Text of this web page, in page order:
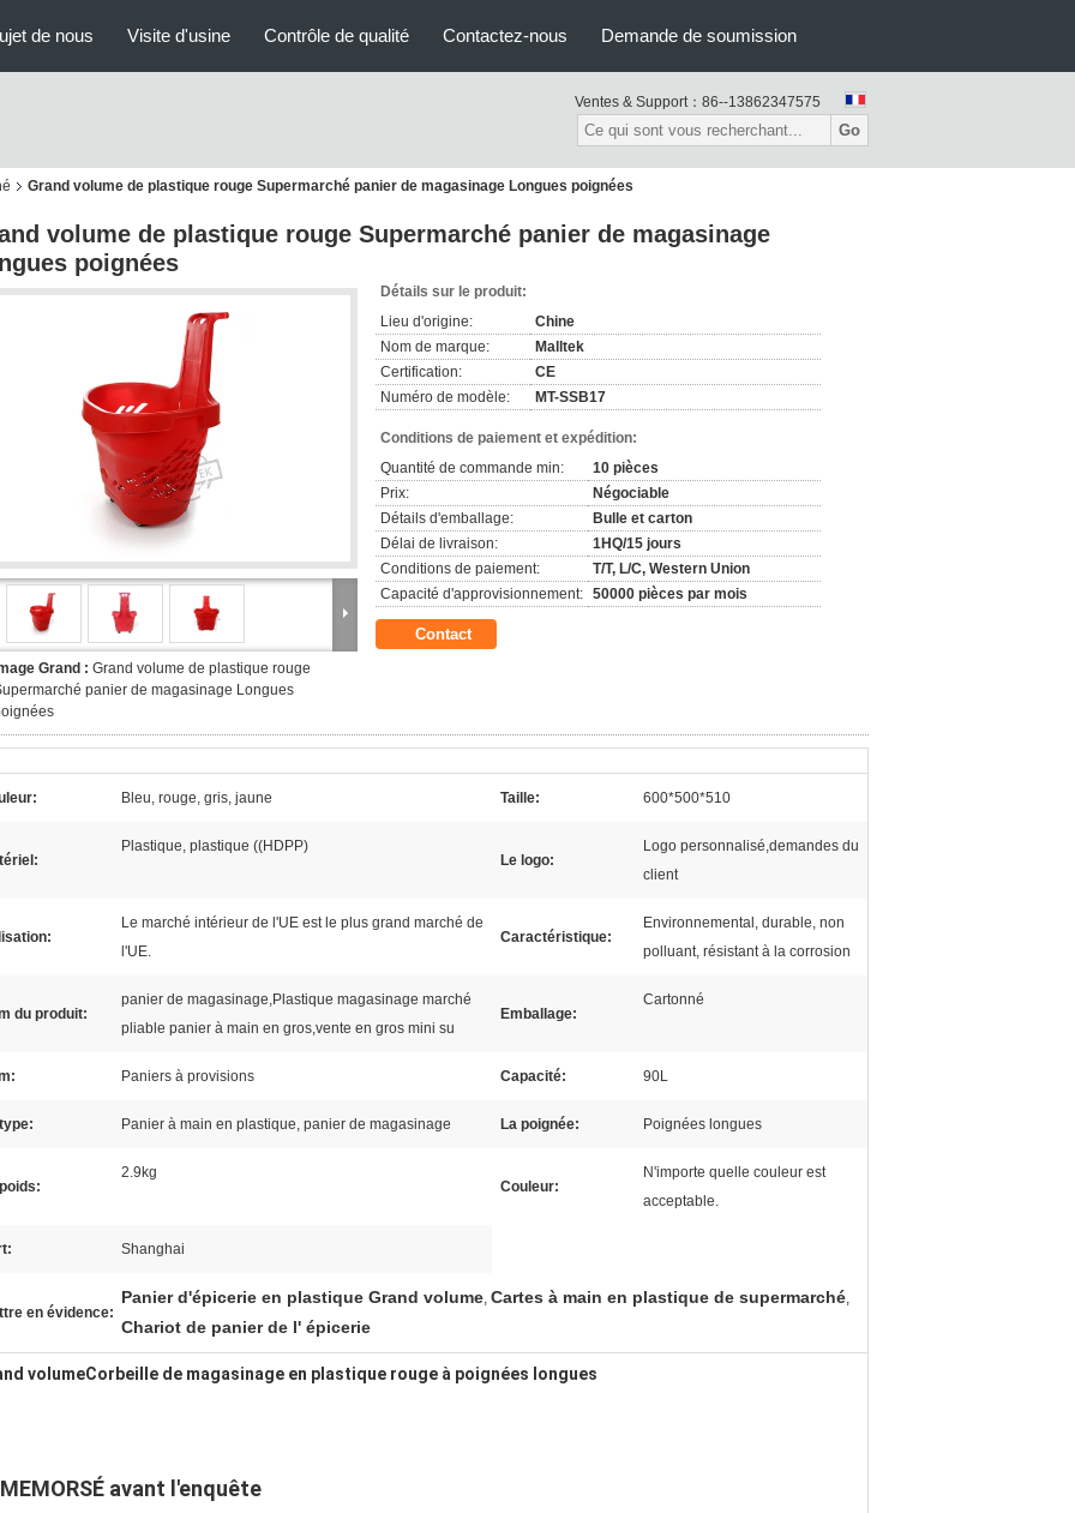
de nous Visite d'usine Contrôle de qualité Contactez-nous Demande de soumission
Ventes & Support： 86--13862347575
Go
Grand volume de plastique rouge Supermarché panier de magasinage Longues poignées
volume de plastique rouge Supermarché panier de magasinage
poignées
Grand : Grand volume de plastique rouge
panier de magasinage Longues
Détails sur le produit:
Lieu d'origine:
Chine
Nom de marque:
Malltek
Certification:
CE
Numéro de modèle:
MT-SSB17
Conditions de paiement et expédition:
Quantité de commande min:
10 pièces
Prix:
Négociable
Détails d'emballage:
Bulle et carton
Délai de livraison:
1HQ/15 jours
Conditions de paiement:
T/T, L/C, Western Union
Capacité d'approvisionnement: 50000 pièces par mois
Contact
Bleu, rouge, gris, jaune Taille: 600*500*510
Plastique, plastique ((HDPP)
Le logo:
Logo personnalisé,demandes du
client
Le marché intérieur de l'UE est le plus grand marché de
l'UE.
Caractéristique:
Environnemental, durable, non
polluant, résistant à la corrosion
du produit:
panier de magasinage,Plastique magasinage marché
pliable panier à main en gros,vente en gros mini su
Emballage:
Cartonné
Paniers à provisions Capacité: 90L
Panier à main en plastique, panier de magasinage La poignée: Poignées longues
2.9kg
Couleur:
N'importe quelle couleur est
acceptable.
Shanghai
en évidence:
Panier d'épicerie en plastique Grand volume, Cartes à main en plastique de supermarché,
Chariot de panier de l' épicerie
volumeCorbeille de magasinage en plastique rouge à poignées longues
avant l'enquête